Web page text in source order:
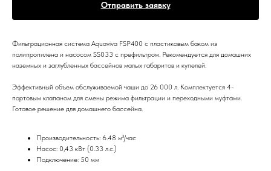
Отправить заявку
Фильтрационная система Aquaviva FSP400 c пластиковым баком из
полипропилена и насосом SS033 с префильтром. Рекомендуется для домашних
наземных и заглубленных бассейнов малых габаритов и купелей.
Эффективный объем обслуживаемой чаши до 26 000 л. Комплектуется 4-
портовым клапаном для смены режима фильтрации и переходными муфтами.
Готовое решение для домашнего бассейна.
Производительность: 6.48 м³/час
Насос: 0,43 кВт (0.33 л.с.)
Подключение: 50 мм